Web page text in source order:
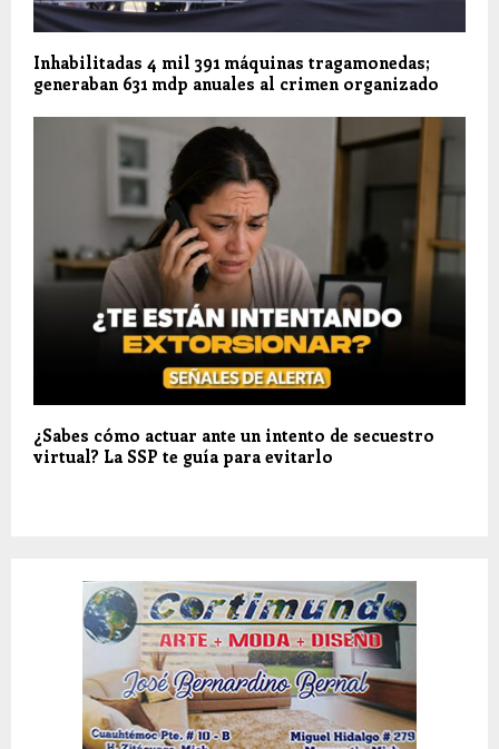
Inhabilitadas 4 mil 391 máquinas tragamonedas;
generaban 631 mdp anuales al crimen organizado
¿Sabes cómo actuar ante un intento de secuestro
virtual? La SSP te guía para evitarlo